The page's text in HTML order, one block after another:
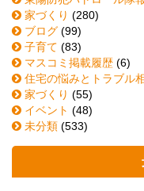
家づくり (280)
ブログ (99)
子育て (83)
マスコミ掲載履歴 (6)
住宅の悩みとトラブル
家づくり (55)
イベント (48)
未分類 (533)